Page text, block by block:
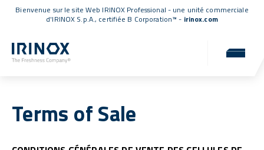
Bienvenue sur le site Web IRINOX Professional - une unité commerciale
d'IRINOX S.p.A., certifiée B Corporation™ - irinox.com
Terms of Sale